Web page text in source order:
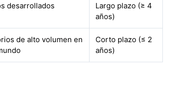
desarrollados
Largo plazo (≥ 4
años)
de alto volumen en
Corto plazo (≤ 2
años)